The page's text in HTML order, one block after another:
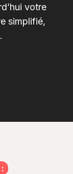
votre
simplifié,